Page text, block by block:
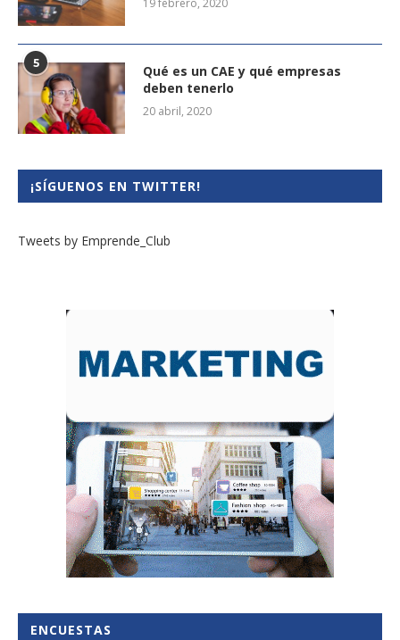
19 febrero, 2020
5
Qué es un CAE y qué empresas
deben tenerlo
20 abril, 2020
¡SÍGUENOS EN TWITTER!
Tweets by Emprende_Club
ENCUESTAS